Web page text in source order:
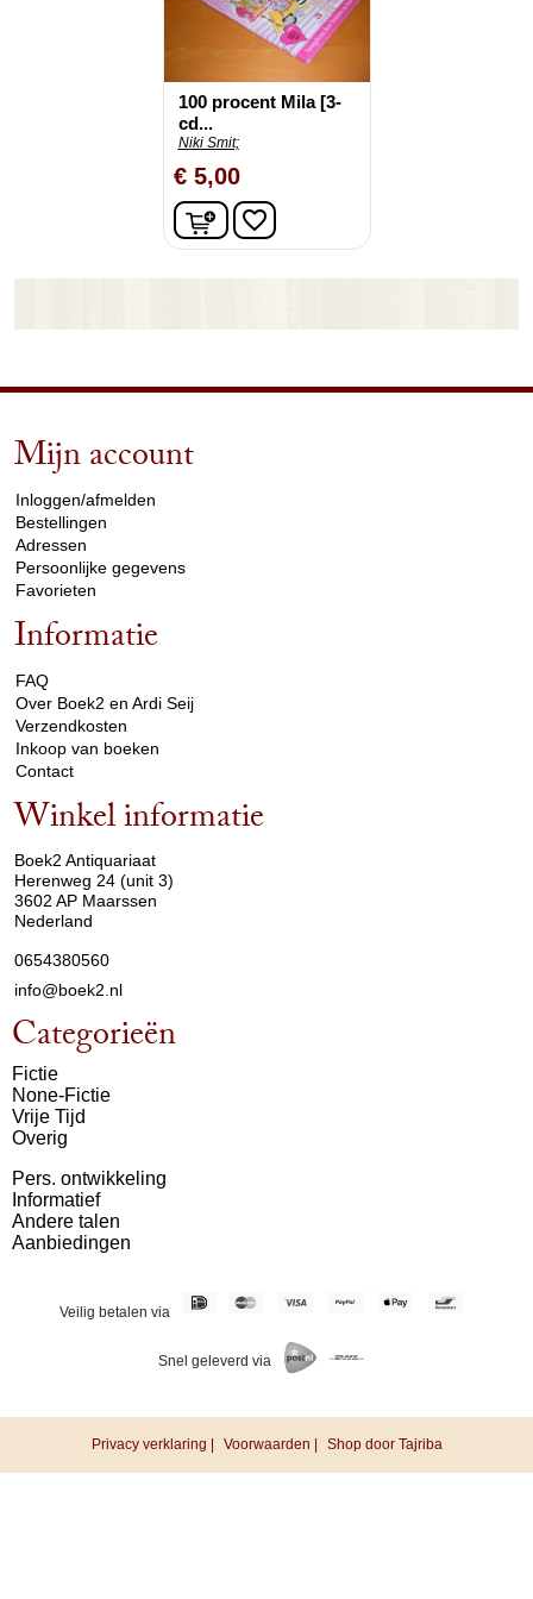
100 procent Mila [3-
cd...
Niki Smit;
€ 5,00
In winkelwagen
favorite_border
Mijn account
Inloggen/afmelden
Bestellingen
Adressen
Persoonlijke gegevens
Favorieten
Informatie
FAQ
Over Boek2 en Ardi Seij
Verzendkosten
Inkoop van boeken
Contact
Winkel informatie
Boek2 Antiquariaat
Herenweg 24 (unit 3)
3602 AP Maarssen
Nederland
0654380560
info@boek2.nl
Categorieën
Fictie
None-Fictie
Vrije Tijd
Overig
Pers. ontwikkeling
Informatief
Andere talen
Aanbiedingen
Veilig betalen via
Snel geleverd via
Privacy verklaring | Voorwaarden | Shop door Tajriba